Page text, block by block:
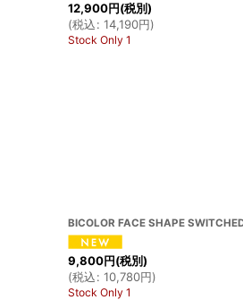
12,900円(税別)
(税込: 14,190円)
Stock Only 1
BICOLOR FACE SHAPE
9,800円(税別)
(税込: 10,780円)
Stock Only 1